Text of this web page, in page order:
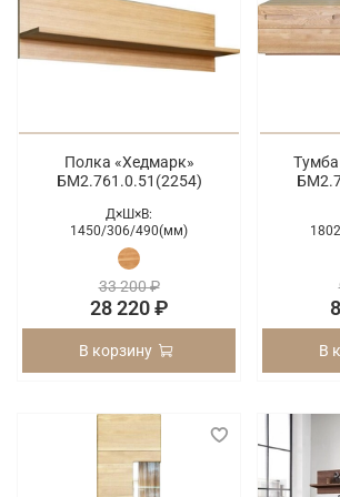
Полка «Хедмарк»
БМ2.761.0.51(2254)
Д×Ш×В:
1450/306/490(мм)
33 200 ₽
28 220 ₽
В корзину В